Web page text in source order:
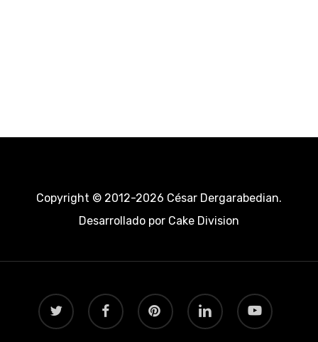
Copyright © 2012-2026 César Dergarabedian.
Desarrollado porCake Division
twitter facebook pinterest linkedin youtube